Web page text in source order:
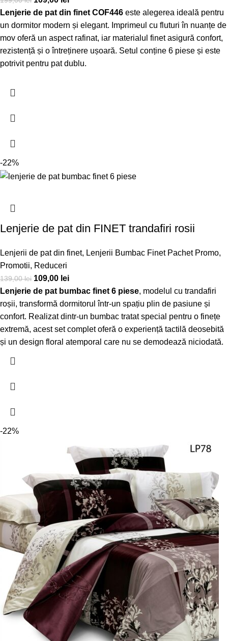
Lenjerie de pat din finet COF446 este alegerea ideală pentru
un dormitor modern și elegant. Imprimeul cu fluturi în nuanțe de
mov oferă un aspect rafinat, iar materialul finet asigură confort,
rezistență și o întreținere ușoară. Setul conține 6 piese și este
potrivit pentru pat dublu.
-22%
Lenjerie de pat din FINET trandafiri rosii
Lenjerii de pat din finet, Lenjerii Bumbac Finet Pachet Promo,
Promotii, Reduceri
139,00lei 109,00 lei
Lenjerie de pat bumbac finet 6 piese, modelul cu trandafiri
roșii, transformă dormitorul într-un spațiu plin de pasiune și
confort. Realizat dintr-un bumbac tratat special pentru o finețe
extremă, acest set complet oferă o experiență tactilă deosebită
și un design floral atemporal care nu se demodează niciodată.
-22%